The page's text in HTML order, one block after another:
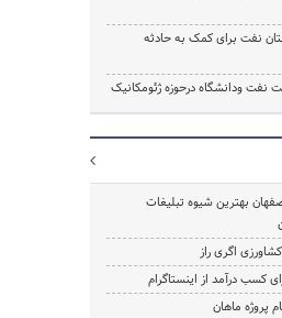
نفت برای کمک به حادثه
نفت ودانشگاه درحوزه ژئومکانیک
بهترین شیوه تبلیغات
اگری راز
کسب درآمد از اینستاگرام
پروژه ماهان